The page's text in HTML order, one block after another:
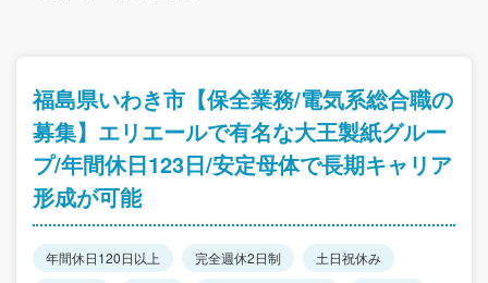
福島県いわき市【保全業務/電気系総合職の
募集】エリエールで有名な大王製紙グルー
プ/年間休日123日/安定母体で長期キャリア
形成が可能
年間休日120日以上 完全週休2日制
土日祝休み